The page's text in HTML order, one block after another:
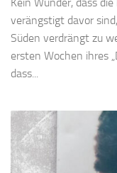
verängstigt davor
Süden verdrängt zu
ersten Wochen ihres
dass...